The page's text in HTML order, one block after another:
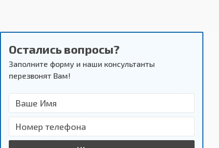
Остались вопросы?
Заполните форму и наши консультанты
перезвонят Вам!